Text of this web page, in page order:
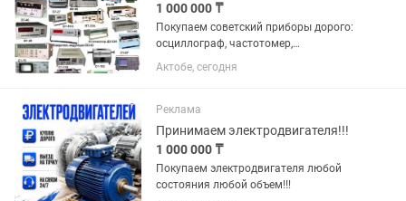
1 000 000 ₸
Покупаем советский приборы дорого:
осциллограф, частотомер,
низкочастотный генератор.и т.д..
любой состояния любой объем!!!
Актобе, сегодня
Реклама
Принимаем электродвигателя!!!
1 000 000 ₸
Покупаем электродвигателя любой
состояния любой объем!!!